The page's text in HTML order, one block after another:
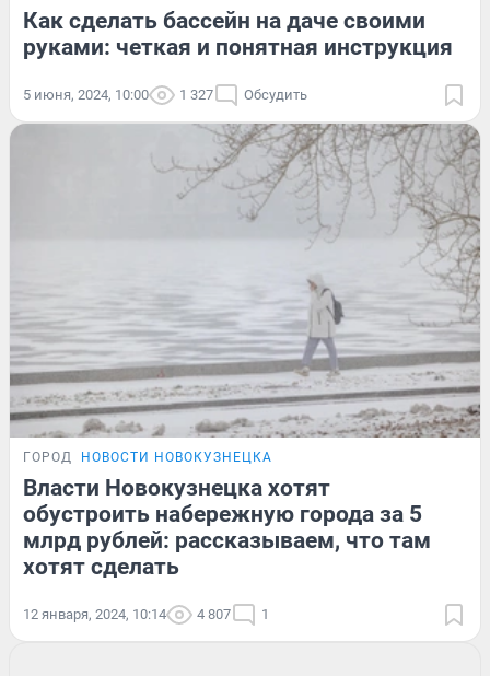
Как сделать бассейн на даче своими
руками: четкая и понятная инструкция
5 июня, 2024, 10:00 1 327 Обсудить
ГОРОД НОВОСТИ НОВОКУЗНЕЦКА
Власти Новокузнецка хотят
обустроить набережную города за 5
млрд рублей: рассказываем, что там
хотят сделать
12 января, 2024, 10:14 4 807 1